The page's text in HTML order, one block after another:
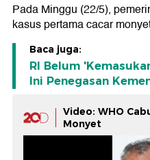
Pada Minggu (22/5),
kasus pertama cacar
Baca juga:
RI Belum
Ini Penegasan
Video: WHO
Monyet